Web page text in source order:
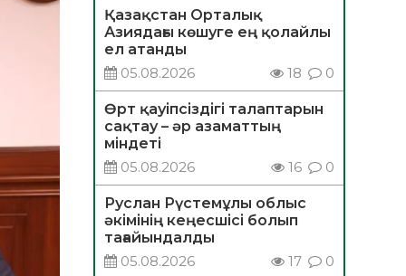
Қазақстан Орталық
Азиядағы көшуге ең қолайлы
ел атанды
05.08.2026
18 0
Өрт қауіпсіздігі талаптарын
сақтау – әр азаматтың
міндеті
05.08.2026
16 0
Руслан Рүстемұлы облыс
әкімінің кеңесшісі болып
тағайындалды
05.08.2026
17 0